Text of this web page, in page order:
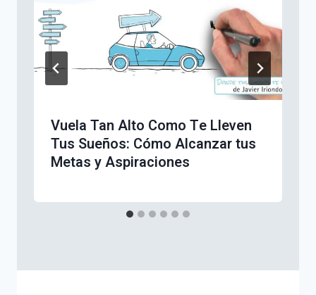
Vuela Tan Alto Como Te Lleven
Tus Sueños: Cómo Alcanzar tus
Metas y Aspiraciones